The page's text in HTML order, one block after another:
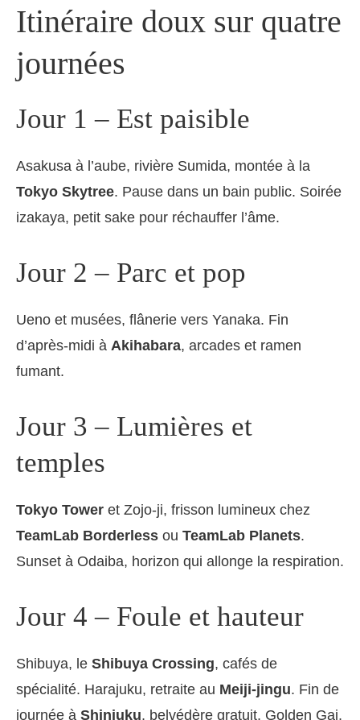
Itinéraire doux sur quatre
journées
Jour 1 – Est paisible
Asakusa à l’aube, rivière Sumida, montée à la
Tokyo Skytree. Pause dans un bain public. Soirée
izakaya, petit sake pour réchauffer l’âme.
Jour 2 – Parc et pop
Ueno et musées, flânerie vers Yanaka. Fin
d’après-midi à Akihabara, arcades et ramen
fumant.
Jour 3 – Lumières et
temples
Tokyo Tower et Zojo-ji, frisson lumineux chez
TeamLab Borderless ou TeamLab Planets.
Sunset à Odaiba, horizon qui allonge la respiration.
Jour 4 – Foule et hauteur
Shibuya, le Shibuya Crossing, cafés de
spécialité. Harajuku, retraite au Meiji-jingu. Fin de
journée à Shinjuku, belvédère gratuit, Golden Gai,